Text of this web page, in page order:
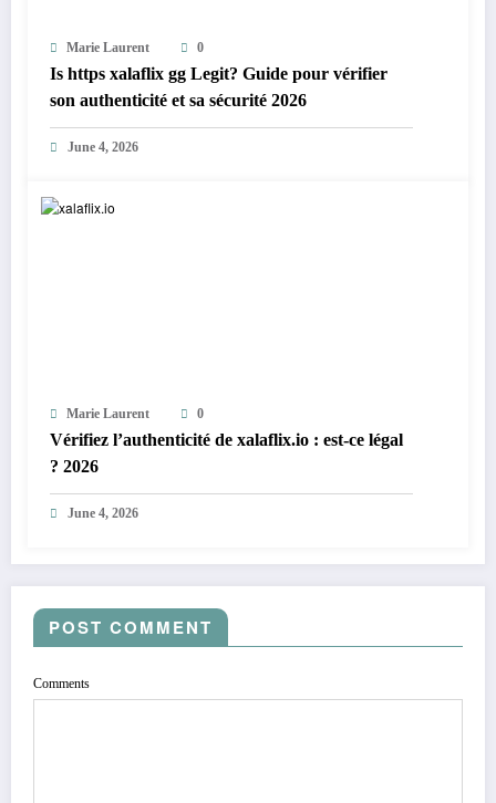
Marie Laurent 0
Is https xalaflix gg Legit? Guide pour vérifier
son authenticité et sa sécurité 2026
June 4, 2026
Marie Laurent 0
Vérifiez l’authenticité de xalaflix.io : est-ce légal
? 2026
June 4, 2026
POST COMMENT
Comments